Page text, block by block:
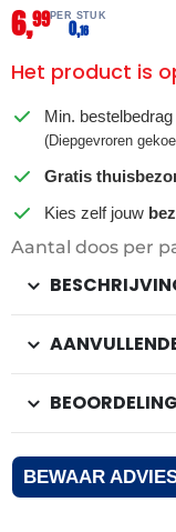
6,99PER STUK
0,16
Het product is
Min.
(Diepgevroren
Gratis
Kies zelf jouw
Aantal doos per
BEWAAR